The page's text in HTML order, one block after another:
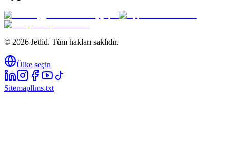
© 2026 Jetlid. Tüm hakları saklıdır.
Ülke seçin
Sitemapllms.txt